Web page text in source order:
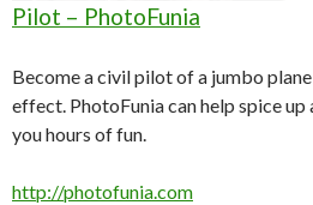
Pilot – PhotoFunia
Become a civil pilot of a jumbo
effect. PhotoFunia can help spice
you hours of fun.
http://photofunia.com